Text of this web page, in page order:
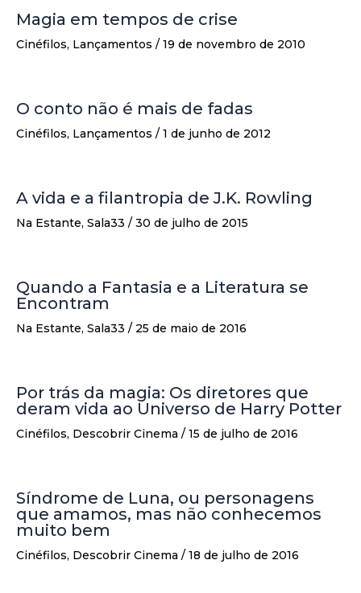
Magia em tempos de crise
Cinéfilos, Lançamentos / 19 de novembro de 2010
O conto não é mais de fadas
Cinéfilos, Lançamentos / 1 de junho de 2012
A vida e a filantropia de J.K. Rowling
Na Estante, Sala33 / 30 de julho de 2015
Quando a Fantasia e a Literatura se
Encontram
Na Estante, Sala33 / 25 de maio de 2016
Por trás da magia: Os diretores que
deram vida ao Universo de Harry Potter
Cinéfilos, Descobrir Cinema / 15 de julho de 2016
Síndrome de Luna, ou personagens
que amamos, mas não conhecemos
muito bem
Cinéfilos, Descobrir Cinema / 18 de julho de 2016